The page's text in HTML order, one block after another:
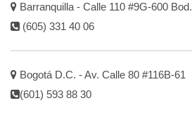
Barranquilla - Calle 110 #9G-600 Bod.
(605) 331 40 06
Bogotá D.C. - Av. Calle 80 #116B-61
(601) 593 88 30